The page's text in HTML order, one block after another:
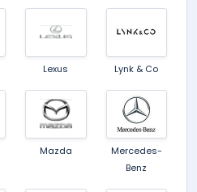
Lexus Lynk & Co
Mazda
Mercedes-
Benz